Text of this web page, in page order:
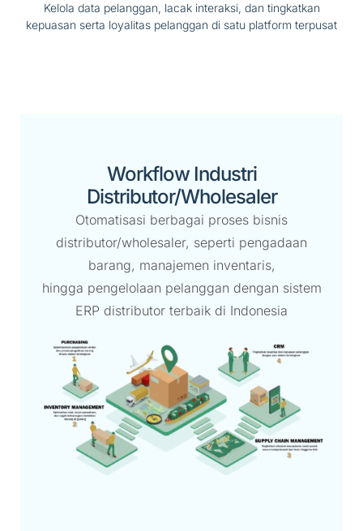
Kelola data pelanggan, lacak interaksi, dan tingkatkan
kepuasan serta loyalitas pelanggan di satu platform terpusat
Workflow Industri
Distributor/Wholesaler
Otomatisasi berbagai proses bisnis
distributor/wholesaler, seperti pengadaan
barang, manajemen inventaris,
hingga pengelolaan pelanggan dengan sistem
ERP distributor terbaik di Indonesia